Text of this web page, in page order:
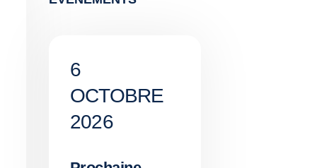
6
OCTOBRE
2026